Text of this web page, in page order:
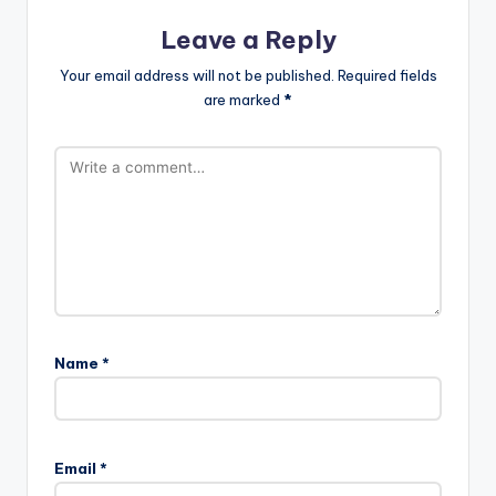
Leave a Reply
Your email address will not be published. Required fields
are marked *
Name *
Email *